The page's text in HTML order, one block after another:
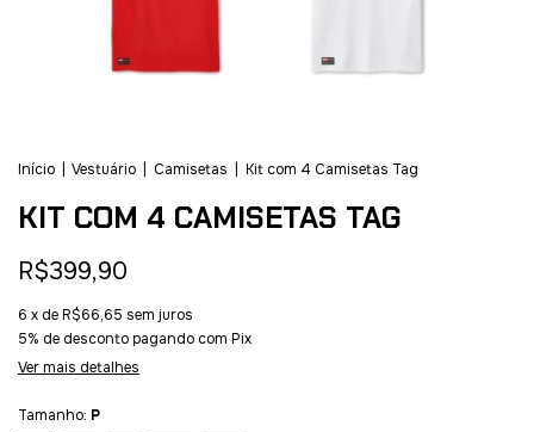
Início Vestuário Camisetas Kit com 4 Camisetas Tag
KIT COM 4 CAMISETAS TAG
R$399,90
6 x deR$66,65 sem juros
5% de descontopagando com Pix
Ver mais detalhes
Tamanho: P